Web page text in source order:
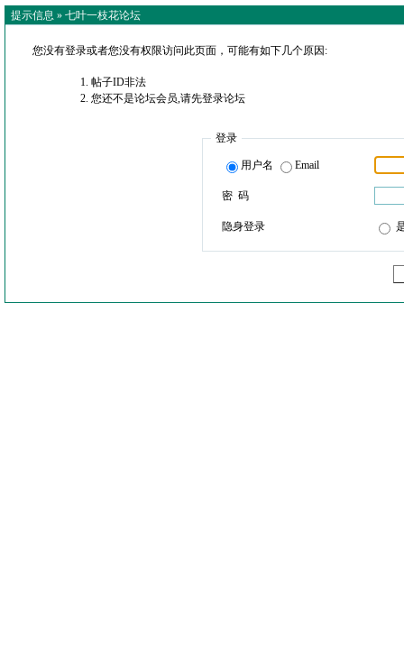
提示信息 » 七叶一枝花论坛
您没有登录或者您没有权限访问此页面，可能有如下几个原因:
帖子ID非法
您还不是论坛会员,请先登录论坛
登录
用户名 Email
密 码
隐身登录